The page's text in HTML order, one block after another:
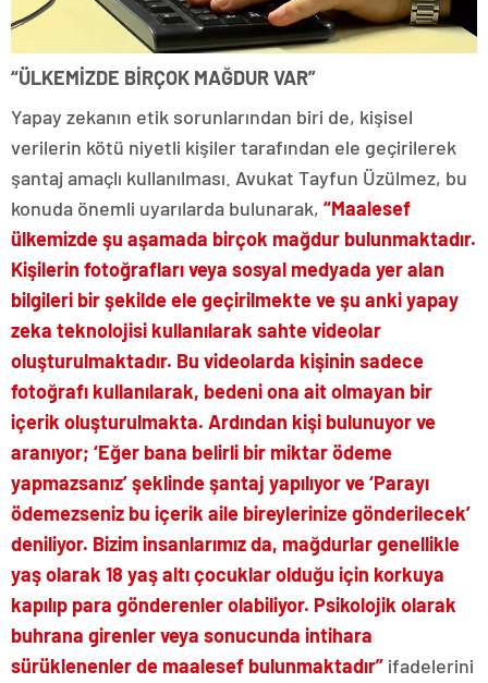
“ÜLKEMİZDE BİRÇOK MAĞDUR VAR”
Yapay zekanın etik sorunlarından biri de, kişisel
verilerin kötü niyetli kişiler tarafından ele geçirilerek
şantaj amaçlı kullanılması. Avukat Tayfun Üzülmez, bu
konuda önemli uyarılarda bulunarak, “Maalesef
ülkemizde şu aşamada birçok mağdur bulunmaktadır.
Kişilerin fotoğrafları veya sosyal medyada yer alan
bilgileri bir şekilde ele geçirilmekte ve şu anki yapay
zeka teknolojisi kullanılarak sahte videolar
oluşturulmaktadır. Bu videolarda kişinin sadece
fotoğrafı kullanılarak, bedeni ona ait olmayan bir
içerik oluşturulmakta. Ardından kişi bulunuyor ve
aranıyor; ‘Eğer bana belirli bir miktar ödeme
yapmazsanız’ şeklinde şantaj yapılıyor ve ‘Parayı
ödemezseniz bu içerik aile bireylerinize gönderilecek’
deniliyor. Bizim insanlarımız da, mağdurlar genellikle
yaş olarak 18 yaş altı çocuklar olduğu için korkuya
kapılıp para gönderenler olabiliyor. Psikolojik olarak
buhrana girenler veya sonucunda intihara
sürüklenenler de maalesef bulunmaktadır” ifadelerini